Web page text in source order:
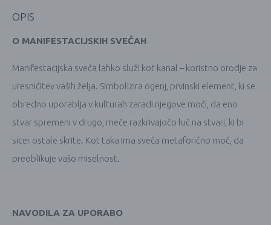
OPIS
O MANIFESTACIJSKIH SVEČAH
Manifestacijska sveča lahko služi kot kanal – koristno orodje za
uresničitev vaših želja. Simbolizira ogenj, prvinski element, ki se
obredno uporablja v kulturah zaradi njegove moči, da eno
stvar spremeni v drugo, meče razkrivajočo luč na stvari, ki bi
sicer ostale skrite. Kot taka ima sveča metaforično moč, da
preoblikuje vašo miselnost.
NAVODILA ZA UPORABO